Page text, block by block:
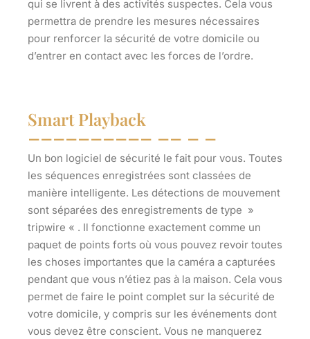
qui se livrent à des activités suspectes. Cela vous
permettra de prendre les mesures nécessaires
pour renforcer la sécurité de votre domicile ou
d’entrer en contact avec les forces de l’ordre.
Smart Playback
Un bon logiciel de sécurité le fait pour vous. Toutes
les séquences enregistrées sont classées de
manière intelligente. Les détections de mouvement
sont séparées des enregistrements de type »
tripwire « . Il fonctionne exactement comme un
paquet de points forts où vous pouvez revoir toutes
les choses importantes que la caméra a capturées
pendant que vous n’étiez pas à la maison. Cela vous
permet de faire le point complet sur la sécurité de
votre domicile, y compris sur les événements dont
vous devez être conscient. Vous ne manquerez